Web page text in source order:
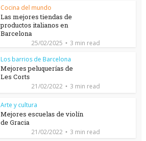
Cocina del mundo
Las mejores tiendas de
productos italianos en
Barcelona
25/02/2025
3 min read
Los barrios de Barcelona
Mejores peluquerías de
Les Corts
21/02/2022 3 min read
Arte y cultura
Mejores escuelas de violín
de Gracia
21/02/2022 3 min read